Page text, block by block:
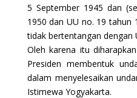
5 September 1945 dan
1950 dan UU no. 19 tahun
tidak bertentangan dengan
Oleh karena itu
Presiden membentuk
dalam menyelesaikan
Istimewa Yogyakarta.